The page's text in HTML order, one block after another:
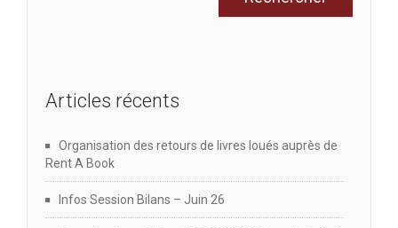
Articles récents
Organisation des retours de livres loués auprès de
Rent A Book
Infos Session Bilans – Juin 26